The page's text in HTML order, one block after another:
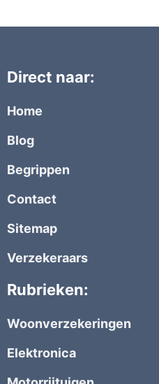
Direct naar:
Home
Blog
Begrippen
Contact
Sitemap
Verzekeraars
Rubrieken:
Woonverzekeringen
Elektronica